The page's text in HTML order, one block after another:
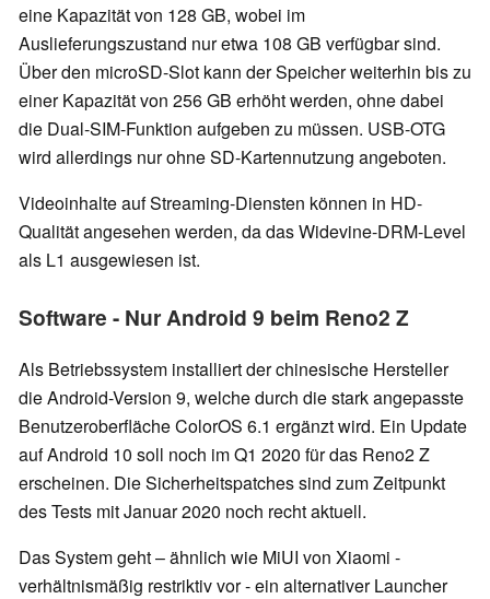
eine Kapazität von 128 GB, wobei im
Auslieferungszustand nur etwa 108 GB verfügbar sind.
Über den microSD-Slot kann der Speicher weiterhin bis zu
einer Kapazität von 256 GB erhöht werden, ohne dabei
die Dual-SIM-Funktion aufgeben zu müssen. USB-OTG
wird allerdings nur ohne SD-Kartennutzung angeboten.
Videoinhalte auf Streaming-Diensten können in HD-
Qualität angesehen werden, da das Widevine-DRM-Level
als L1 ausgewiesen ist.
Software - Nur Android 9 beim Reno2 Z
Als Betriebssystem installiert der chinesische Hersteller
die Android-Version 9, welche durch die stark angepasste
Benutzeroberfläche ColorOS 6.1 ergänzt wird. Ein Update
auf Android 10 soll noch im Q1 2020 für das Reno2 Z
erscheinen. Die Sicherheitspatches sind zum Zeitpunkt
des Tests mit Januar 2020 noch recht aktuell.
Das System geht – ähnlich wie MiUI von Xiaomi -
verhältnismäßig restriktiv vor - ein alternativer Launcher